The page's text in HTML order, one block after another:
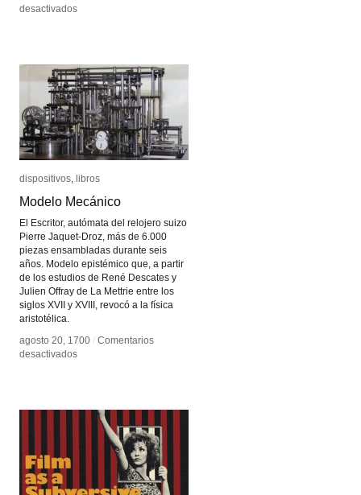
desactivadosen
lo
obtuso
desactivadosen
lo
obtuso
dispositivos libros
Modelo Mecánico
El Escritor, autómata del relojero suizo
Pierre Jaquet-Droz, más de 6.000
piezas ensambladas durante seis
años. Modelo epistémico que, a partir
de los estudios de René Descates y
Julien Offray de La Mettrie entre los
siglos XVII y XVIII, revocó a la física
aristotélica.
agosto 20, 1700 / Comentarios
desactivadosen
dispositivos libros
Modelo Mecánico
agosto 20, 1700 / Comentarios
desactivadosen